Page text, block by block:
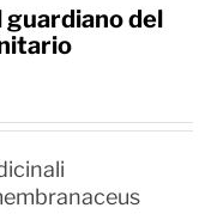
guardiano del